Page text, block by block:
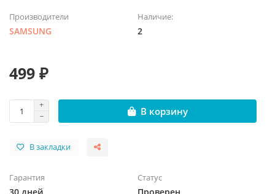
Производители
SAMSUNG
Наличие:
2
499 ₽
В корзину
В закладки
Гарантия Статус